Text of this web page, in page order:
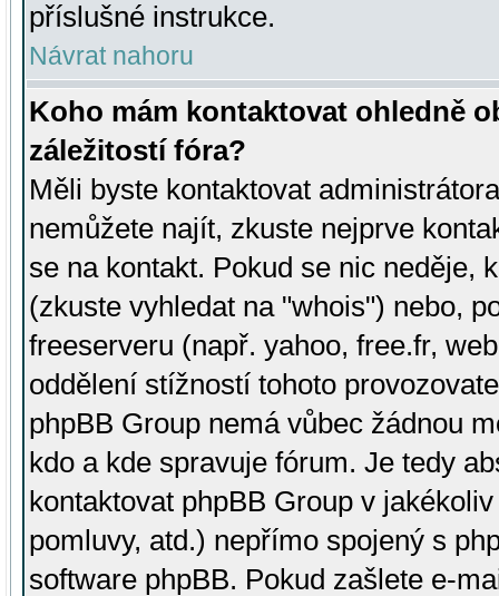
příslušné instrukce.
Návrat nahoru
Koho mám kontaktovat ohledně
záležitostí fóra?
Měli byste kontaktovat
nemůžete najít, zkuste nejprve
se na kontakt. Pokud se nic neděje,
(zkuste vyhledat na "whois") nebo,
freeserveru (např. yahoo, free.fr,
oddělení stížností tohoto
phpBB Group nemá vůbec žádnou
kdo a kde spravuje fórum. Je tedy
kontaktovat phpBB Group v
pomluvy, atd.) nepřímo spojený s
software phpBB. Pokud zašlete e-